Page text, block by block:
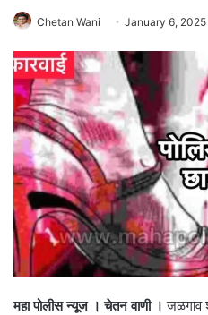
Chetan Wani January 6, 2025
महा पोलीस न्यूज । चेतन वाणी । जळगाव